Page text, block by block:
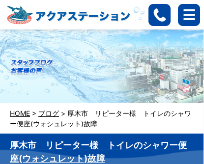
HOME > ブログ > 厚木市 リピーター様 トイレのシャワ
ー便座(ウォシュレット)故障
厚木市 リピーター様 トイレのシャワー便
座(ウォシュレット)故障